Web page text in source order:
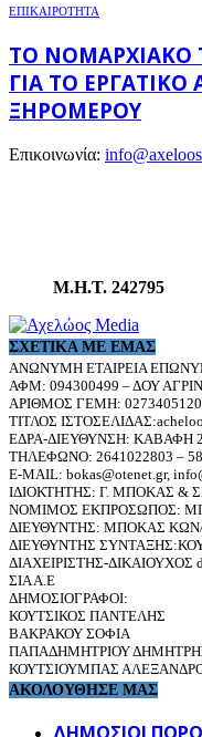
ΕΠΙΚΑΙΡΟΤΗΤΑ
ΤΟ ΝΟΜΑΡΧΙΑΚΌ
ΓΙΑ ΤΟ
ΞΗΡΟΜΈΡΟΥ
Επικοινωνία:
Μ.Η.Τ. 242795
ΣΧΕΤΙΚΆ ΜΕ ΕΜΆΣ
ΑΝΩΝΥΜΗ ΕΤΑΙΡΕΙΑ
ΑΦΜ: 094300499 – ΔΟΥ
ΑΡΙΘΜΟΣ ΓΕΜΗ:
ΤΙΤΛΟΣ
ΕΔΡΑ-ΔΙΕΥΘΥΝΣΗ: ΚΑΒΑΦΗ
ΤΗΛΕΦΩΝΟ: 2641022803 –
E-MAIL: bokas@otenet.gr,
ΙΔΙΟΚΤΗΤΗΣ: Γ. ΜΠΟΚΑΣ &
ΝΟΜΙΜΟΣ ΕΚΠΡΟΣΩΠΟΣ:
ΔΙΕΥΘΥΝΤΗΣ: ΜΠΟΚΑΣ
ΔΙΕΥΘΥΝΤΗΣ
ΔΙΑΧΕΙΡΙΣΤΗΣ-
ΣΙΑ Α.Ε
ΔΗΜΟΣΙΟΓΡΑΦΟΙ:
ΚΟΥΤΣΙΚΟΣ ΠΑΝΤΕΛΗΣ
ΒΑΚΡΑΚΟΥ ΣΟΦΙΑ
ΠΑΠΑΔΗΜΗΤΡΙΟΥ
ΚΟΥΤΣΙΟΥΜΠΑΣ
ΑΚΟΛΟΥΘΗΣΕ ΜΑΣ